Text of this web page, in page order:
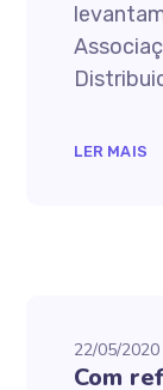
LER MAIS
22/05/2020
Com